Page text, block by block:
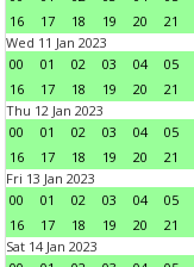
16
17 18 19 20 21
Wed 11 Jan 2023
00
01 02 03 04 05
16
17 18 19 20 21
Thu 12 Jan 2023
00
01 02 03 04 05
16
17 18 19 20 21
Fri 13 Jan 2023
00
01 02 03 04 05
16
17 18 19 20 21
Sat 14 Jan 2023